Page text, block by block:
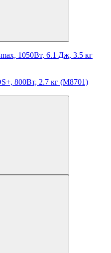
1050Вт, 6.1 Дж, 3.5 кг